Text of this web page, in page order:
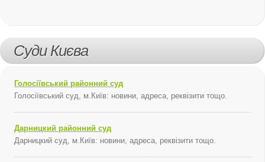
Суди Києва
Голосіївський районний суд
Голосіївський суд, м.Київ: новини, адреса, реквізити тощо.
Дарницкий районний суд
Дарницкий суд, м.Київ: новини, адреса, реквізити тощо.